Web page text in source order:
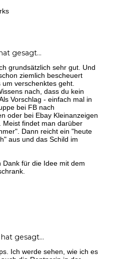
gesagt…
grundsätzlich sehr gut. Und
ziemlich bescheuert
verschenktes geht.
nach, dass du kein
Vorschlag - einfach mal in
bei FB nach
oder bei Ebay Kleinanzeigen
Meist findet man darüber
Dann reicht ein "heute
aus und das Schild im
Dank für die Idee mit dem
hat gesagt…
Ich werde sehen, wie ich es